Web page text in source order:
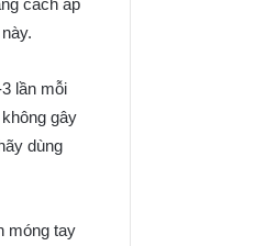
cách áp
lần mỗi
gây
dùng
móng tay